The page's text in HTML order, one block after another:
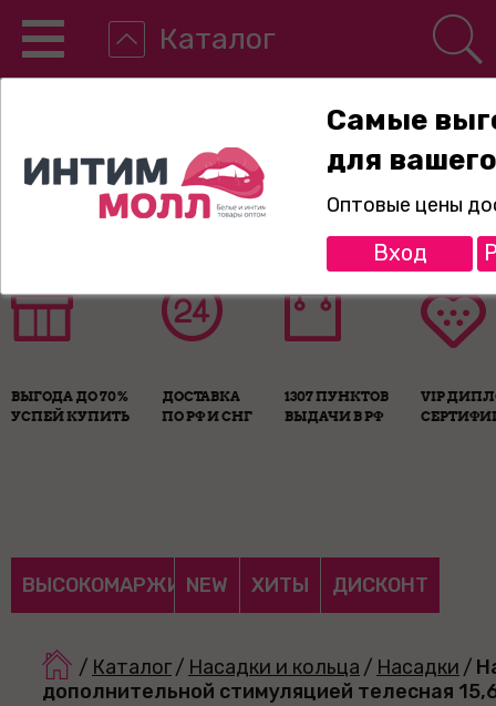
Каталог
8-800-775-89-65
ВЫГОДА ДО 70%
УСПЕЙ КУПИТЬ
ДОСТАВКА
ПО РФ И СНГ
1307 ПУНКТОВ
ВЫДАЧИ В РФ
VIP
ВЫСОКОМАРЖИНАЛЬНЫЕ
NEW ХИТЫ ДИСКОНТ
/ Каталог/ Насадки и кольца / Насадки /
дополнительной стимуляцией телесная
Самые
для
Оптовые цены
Вход